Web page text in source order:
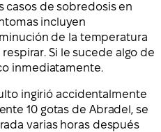
casos de sobredosis en
incluyen
de la temperatura
Si le sucede algo de
inmediatamente.
ingirió accidentalmente
10 gotas de Abradel, se
varias horas después